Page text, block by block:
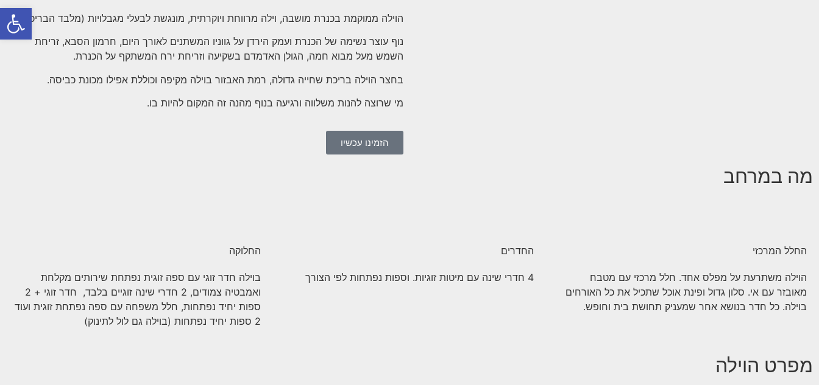
הוילה ממוקמת בכנרת מושבה, וילה מרווחת ויוקרתית, מונגשת לבעלי מגבלויות (מלבד הבריכה).
נוף עוצר נשימה של הכנרת ועמק הירדן על גווניו המשתנים לאורך היום, חרמון הסבא, זריחת
השמש מעל מבוא חמה, הגולן האדמדם בשקיעה וזריחת ירח המשתקף על הכנרת.
בחצר הוילה בריכת שחייה גדולה, רמת האבזור בוילה מקיפה וכוללת אפילו מכונת כביסה.
מי שרוצה להנות משלווה ורגיעה בנוף מהנה זה המקום להיות בו.
הזמינו עכשיו
מה במרחב
החלל המרכזי
הוילה משתרעת על מפלס אחד. חלל מרכזי עם מטבח
מאובזר עם אי. סלון גדול ופינת אוכל שתכיל את כל האורחים
בוילה. כל חדר בנושא אחר שמעניק תחושת בית וחופש.
החדרים
4 חדרי שינה עם מיטות זוגיות. וספות נפתחות לפי הצורך
החלוקה
בוילה חדר זוגי עם ספה זוגית נפתחת שירותים מקלחת
ואמבטיה צמודים, 2 חדרי שינה זוגיים בלבד, חדר זוגי + 2
ספות יחיד נפתחות, חלל משפחה עם ספה נפתחת זוגית ועוד
2 ספות יחיד נפתחות (בוילה גם לול לתינוק)
מפרט הוילה
פתח